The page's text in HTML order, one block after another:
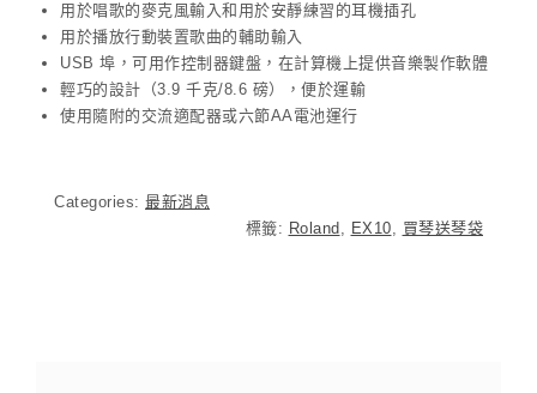
用於唱歌的麥克風輸入和用於安靜練習的耳機插孔
用於播放行動裝置歌曲的輔助輸入
USB 埠，可用作控制器鍵盤，在計算機上提供音樂製作軟體
輕巧的設計（3.9 千克/8.6 磅），便於運輸
使用隨附的交流適配器或六節AA電池運行
Categories: 最新消息
標籤: Roland EX10 買琴送琴袋